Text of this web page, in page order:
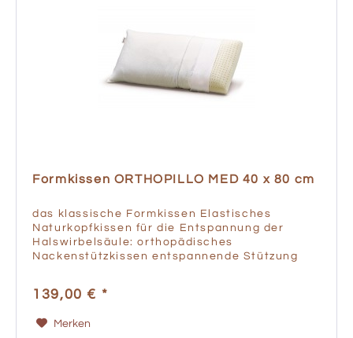
Formkissen ORTHOPILLO MED 40 x 80 cm
das klassische Formkissen Elastisches
Naturkopfkissen für die Entspannung der
Halswirbelsäule: orthopädisches
Nackenstützkissen entspannende Stützung
139,00 € *
Merken